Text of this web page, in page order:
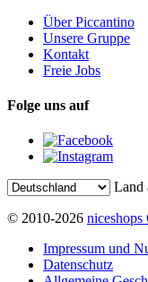
Über Piccantino
Unsere Gruppe
Kontakt
Freie Jobs
Folge uns auf
Land
© 2010-2026 niceshops
Impressum und
Datenschutz